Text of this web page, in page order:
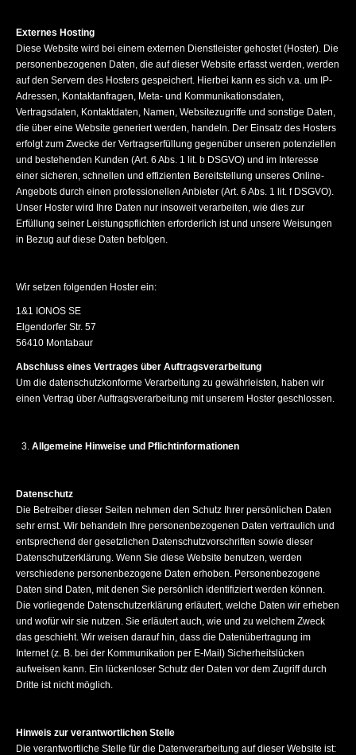
Externes Hosting
Diese Website wird bei einem externen Dienstleister gehostet (Hoster). Die
personenbezogenen Daten, die auf dieser Website erfasst werden, werden
auf den Servern des Hosters gespeichert. Hierbei kann es sich v.a. um IP-
Adressen, Kontaktanfragen, Meta- und Kommunikationsdaten,
Vertragsdaten, Kontaktdaten, Namen, Websitezugriffe und sonstige Daten,
die über eine Website generiert werden, handeln. Der Einsatz des Hosters
erfolgt zum Zwecke der Vertragserfüllung gegenüber unseren potenziellen
und bestehenden Kunden (Art. 6 Abs. 1 lit. b DSGVO) und im Interesse
einer sicheren, schnellen und effizienten Bereitstellung unseres Online-
Angebots durch einen professionellen Anbieter (Art. 6 Abs. 1 lit. f DSGVO).
Unser Hoster wird Ihre Daten nur insoweit verarbeiten, wie dies zur
Erfüllung seiner Leistungspflichten erforderlich ist und unsere Weisungen
in Bezug auf diese Daten befolgen.
Wir setzen folgenden Hoster ein:
1&1 IONOS SE
Elgendorfer Str. 57
56410 Montabaur
Abschluss eines Vertrages über Auftragsverarbeitung
Um die datenschutzkonforme Verarbeitung zu gewährleisten, haben wir
einen Vertrag über Auftragsverarbeitung mit unserem Hoster geschlossen.
Allgemeine Hinweise und Pflichtinformationen
Datenschutz
Die Betreiber dieser Seiten nehmen den Schutz Ihrer persönlichen Daten
sehr ernst. Wir behandeln Ihre personenbezogenen Daten vertraulich und
entsprechend der gesetzlichen Datenschutzvorschriften sowie dieser
Datenschutzerklärung. Wenn Sie diese Website benutzen, werden
verschiedene personenbezogene Daten erhoben. Personenbezogene
Daten sind Daten, mit denen Sie persönlich identifiziert werden können.
Die vorliegende Datenschutzerklärung erläutert, welche Daten wir erheben
und wofür wir sie nutzen. Sie erläutert auch, wie und zu welchem Zweck
das geschieht. Wir weisen darauf hin, dass die Datenübertragung im
Internet (z. B. bei der Kommunikation per E-Mail) Sicherheitslücken
aufweisen kann. Ein lückenloser Schutz der Daten vor dem Zugriff durch
Dritte ist nicht möglich.
Hinweis zur verantwortlichen Stelle
Die verantwortliche Stelle für die Datenverarbeitung auf dieser Website ist: